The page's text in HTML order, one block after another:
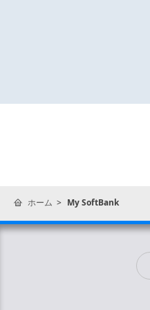
ホーム My SoftBank